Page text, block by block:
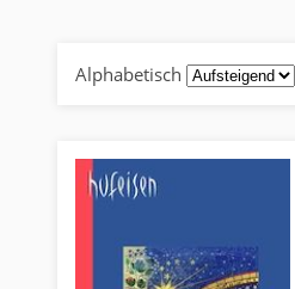
Alphabetisch